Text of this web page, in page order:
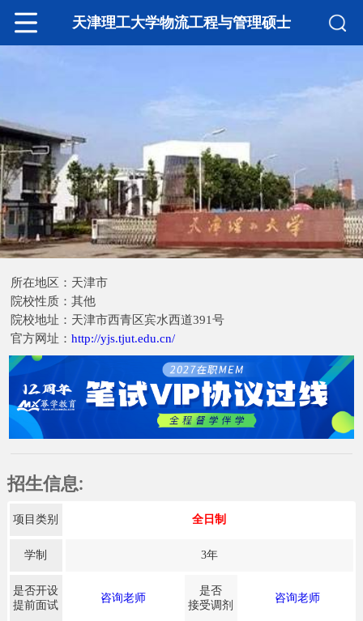
天津理工大学物流工程与管理硕士
所在地区：天津市
院校性质：其他
院校地址：天津市西青区宾水西道391号
官方网址：http://yjs.tjut.edu.cn/
招生信息:
项目类别 全日制
学制 3年
是否开设
提前面试
咨询老师
是否
接受调剂
咨询老师